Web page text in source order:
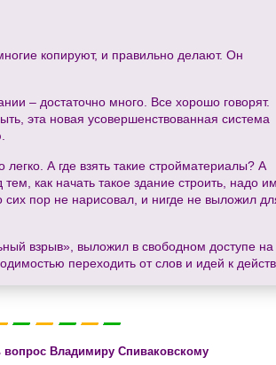
копируют, и правильно делают. Он
– достаточно много. Все хорошо говорят.
эта новая усовершенствованная система
А где взять такие стройматериалы? А
как начать такое здание строить, надо
сих пор не нарисовал, и нигде не выложил
взрыв», выложил в свободном доступе на
переходить от слов и идей к
вопрос Владимиру Спиваковскому